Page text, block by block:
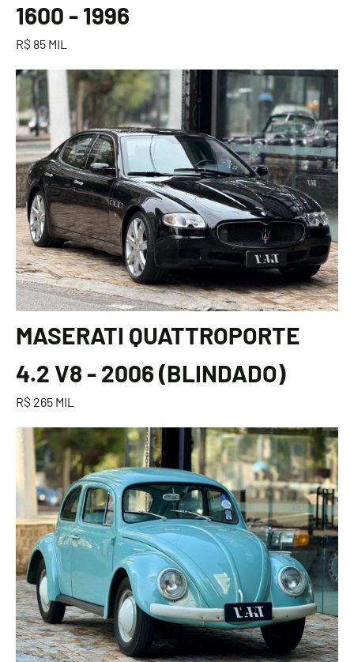
1600 - 1996
R$ 85 MIL
MASERATI QUATTROPORTE
4.2 V8 - 2006 (BLINDADO)
R$ 265 MIL